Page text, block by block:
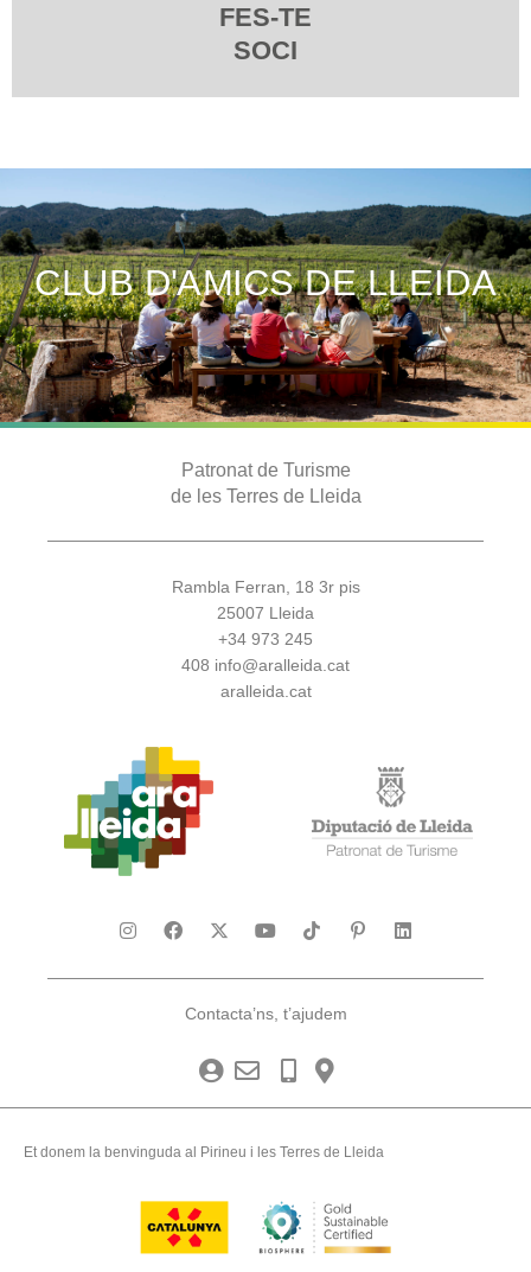
FES-TE
SOCI
CLUB D'AMICS DE LLEIDA
Patronat de Turisme
de les Terres de Lleida
Rambla Ferran, 18 3r pis
25007 Lleida
+34 973 245
408 info@aralleida.cat
aralleida.cat
Contacta’ns, t’ajudem
Et donem la benvinguda al Pirineu i les Terres de Lleida